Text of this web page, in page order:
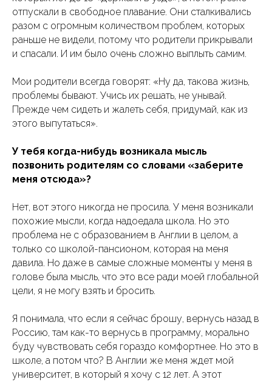
отпускали в свободное плавание. Они сталкивались
разом с огромным количеством проблем, которых
раньше не видели, потому что родители прикрывали
и спасали. И им было очень сложно выплыть самим.
Мои родители всегда говорят: «Ну да, такова жизнь,
проблемы бывают. Учись их решать, не унывай.
Прежде чем сидеть и жалеть себя, придумай, как из
этого выпутаться».
У тебя когда-нибудь возникала мысль
позвонить родителям со словами «заберите
меня отсюда»?
Нет, вот этого никогда не просила. У меня возникали
похожие мысли, когда надоедала школа. Но это
проблема не с образованием в Англии в целом, а
только со школой-пансионом, которая на меня
давила. Но даже в самые сложные моменты у меня в
голове была мысль, что это все ради моей глобальной
цели, я не могу взять и бросить.
Я понимала, что если я сейчас брошу, вернусь назад в
Россию, там как-то вернусь в программу, морально
буду чувствовать себя гораздо комфортнее. Но это в
школе, а потом что? В Англии же меня ждет мой
университет, в который я хочу с 12 лет. А этот